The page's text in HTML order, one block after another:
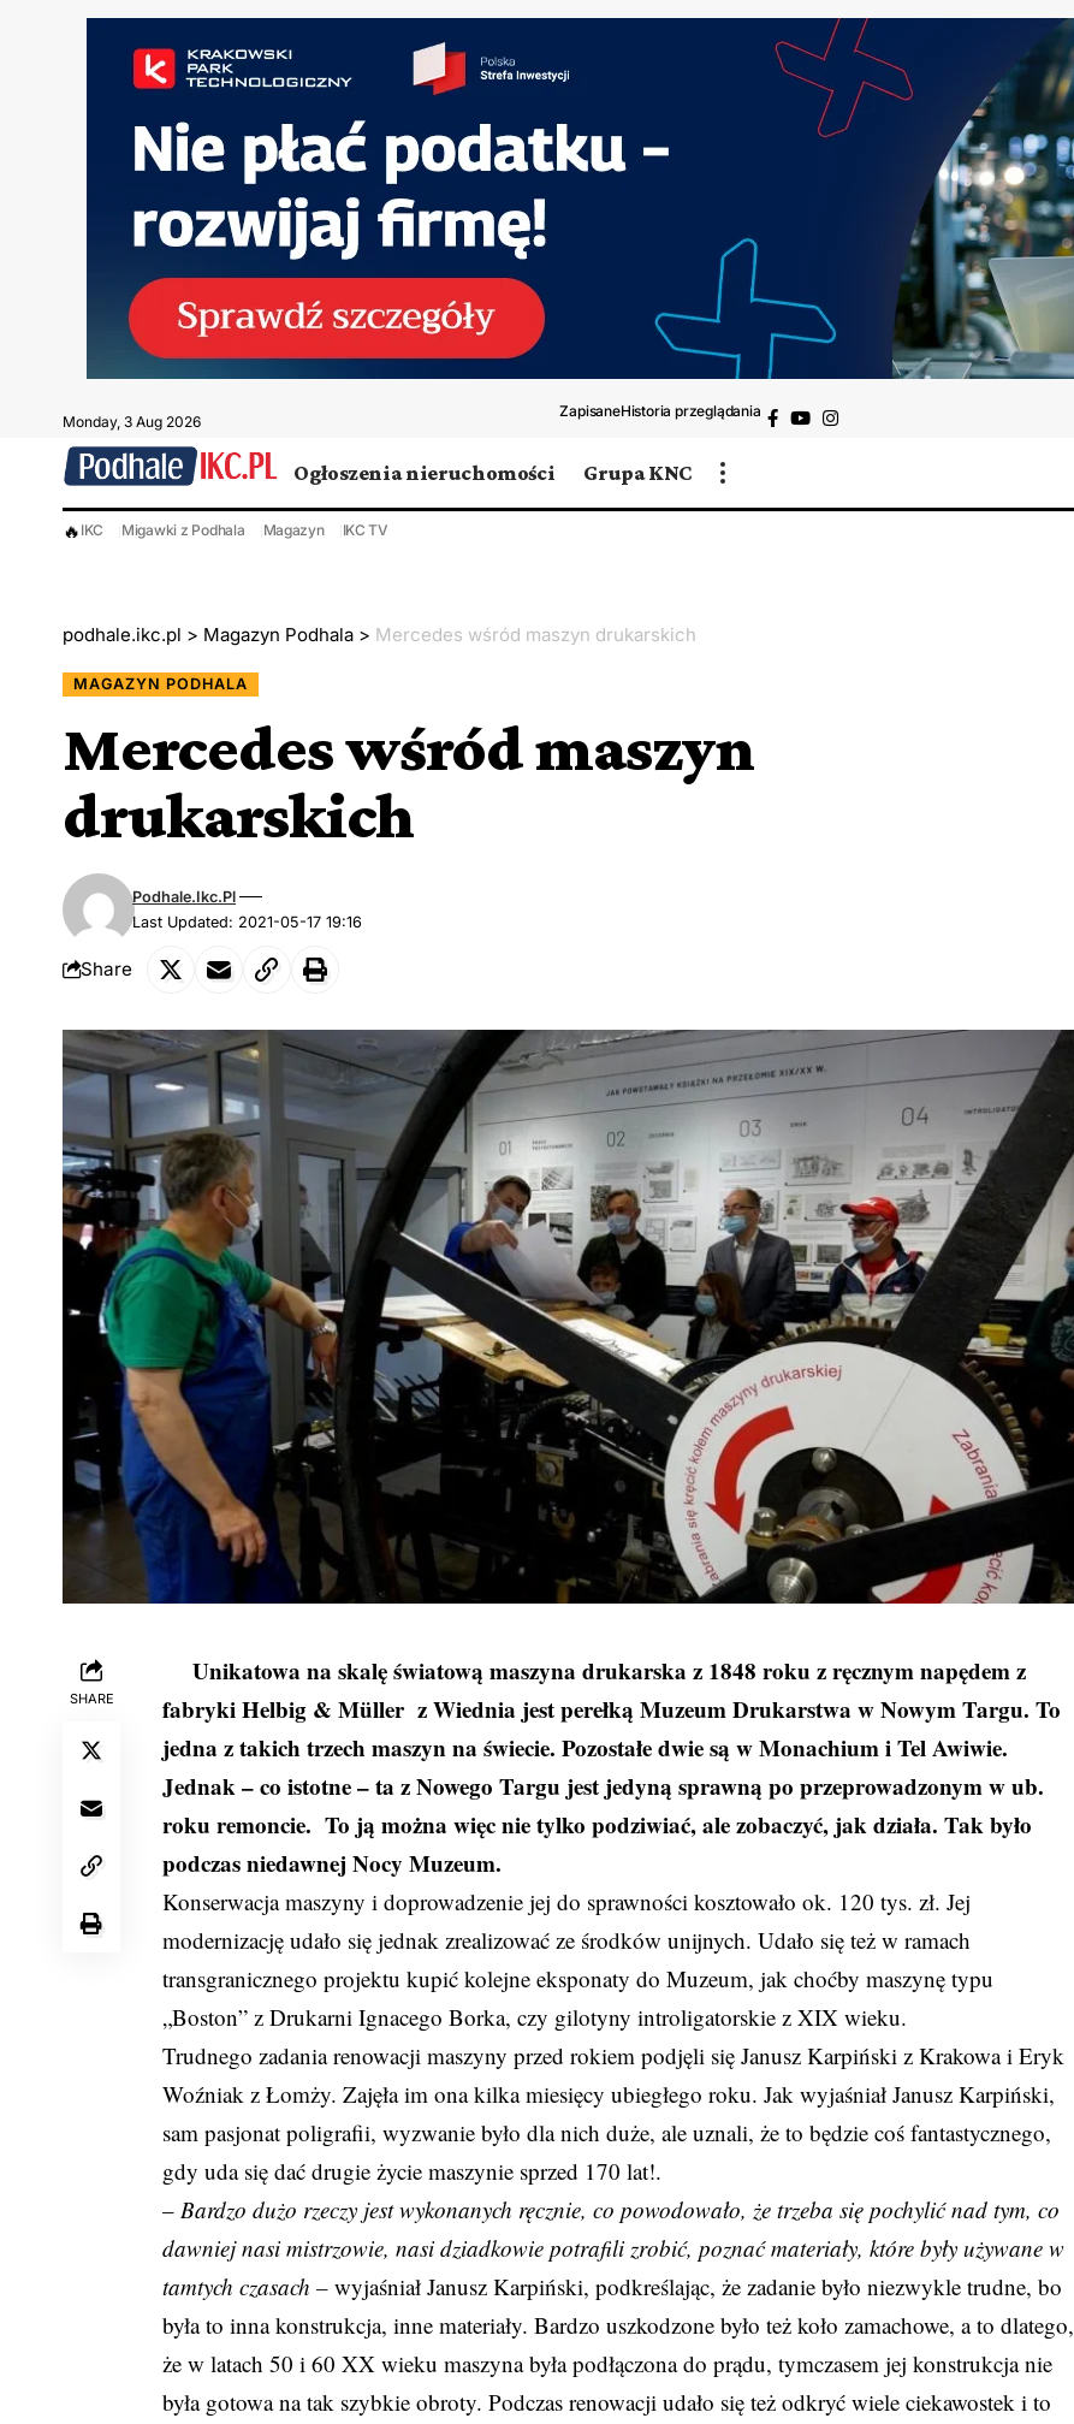
Monday, 3 Aug 2026
ZapisaneHistoria przeglądania
Ogłoszenia nieruchomości Grupa KNC
🔥 IKC Migawki z Podhala Magazyn IKC TV
podhale.ikc.pl > Magazyn Podhala > Mercedes wśród maszyn drukarskich
MAGAZYN PODHALA
Mercedes wśród maszyn
drukarskich
Last Updated: 2021-05-17 19:16
Podhale.ikc.pl
Share
SHARE
Unikatowa na skalę światową maszyna drukarska z 1848 roku z ręcznym napędem z
fabryki Helbig & Müller z Wiednia jest perełką Muzeum Drukarstwa w Nowym Targu. To
jedna z takich trzech maszyn na świecie. Pozostałe dwie są w Monachium i Tel Awiwie.
Jednak – co istotne – ta z Nowego Targu jest jedyną sprawną po przeprowadzonym w ub.
roku remoncie. To ją można więc nie tylko podziwiać, ale zobaczyć, jak działa. Tak było
podczas niedawnej Nocy Muzeum.
Konserwacja maszyny i doprowadzenie jej do sprawności kosztowało ok. 120 tys. zł. Jej
modernizację udało się jednak zrealizować ze środków unijnych. Udało się też w ramach
transgranicznego projektu kupić kolejne eksponaty do Muzeum, jak choćby maszynę typu
„Boston” z Drukarni Ignacego Borka, czy gilotyny introligatorskie z XIX wieku.
Trudnego zadania renowacji maszyny przed rokiem podjęli się Janusz Karpiński z Krakowa i Eryk
Woźniak z Łomży. Zajęła im ona kilka miesięcy ubiegłego roku. Jak wyjaśniał Janusz Karpiński,
sam pasjonat poligrafii, wyzwanie było dla nich duże, ale uznali, że to będzie coś fantastycznego,
gdy uda się dać drugie życie maszynie sprzed 170 lat!.
–Bardzo dużo rzeczy jest wykonanych ręcznie, co powodowało, że trzeba się pochylić nad tym, co
dawniej nasi mistrzowie, nasi dziadkowie potrafili zrobić, poznać materiały, które były używane w
tamtych czasach –wyjaśniał Janusz Karpiński, podkreślając, że zadanie było niezwykle trudne, bo
była to inna konstrukcja, inne materiały. Bardzo uszkodzone było też koło zamachowe, a to dlatego,
że w latach 50 i 60 XX wieku maszyna była podłączona do prądu, tymczasem jej konstrukcja nie
była gotowa na tak szybkie obroty. Podczas renowacji udało się też odkryć wiele ciekawostek i to